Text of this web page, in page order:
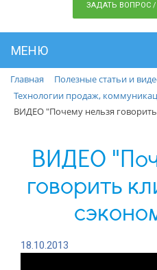
ЗАДАТЬ ВОПРОС
МЕНЮ
Главная
Полезные статьи и
Технологии продаж,
ВИДЕО "Почему нельзя
ВИДЕО
говорить
18.10.2013